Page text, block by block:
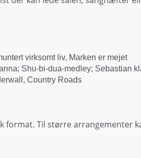
virksomt liv, Marken er mejet
Shu-bi-dua-medley; Sebastian
Country Roads
format. Til større arrangementer